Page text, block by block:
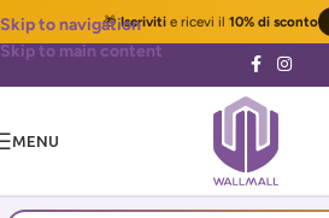
🎁Iscrivitie ricevi il 10% di sconto
Skip to navigation
Skip to main content
MENU